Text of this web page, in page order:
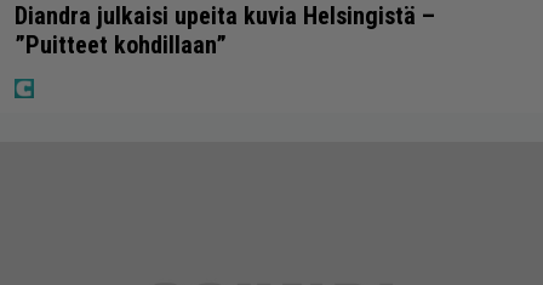
Diandra julkaisi upeita kuvia Helsingistä –
”Puitteet kohdillaan”